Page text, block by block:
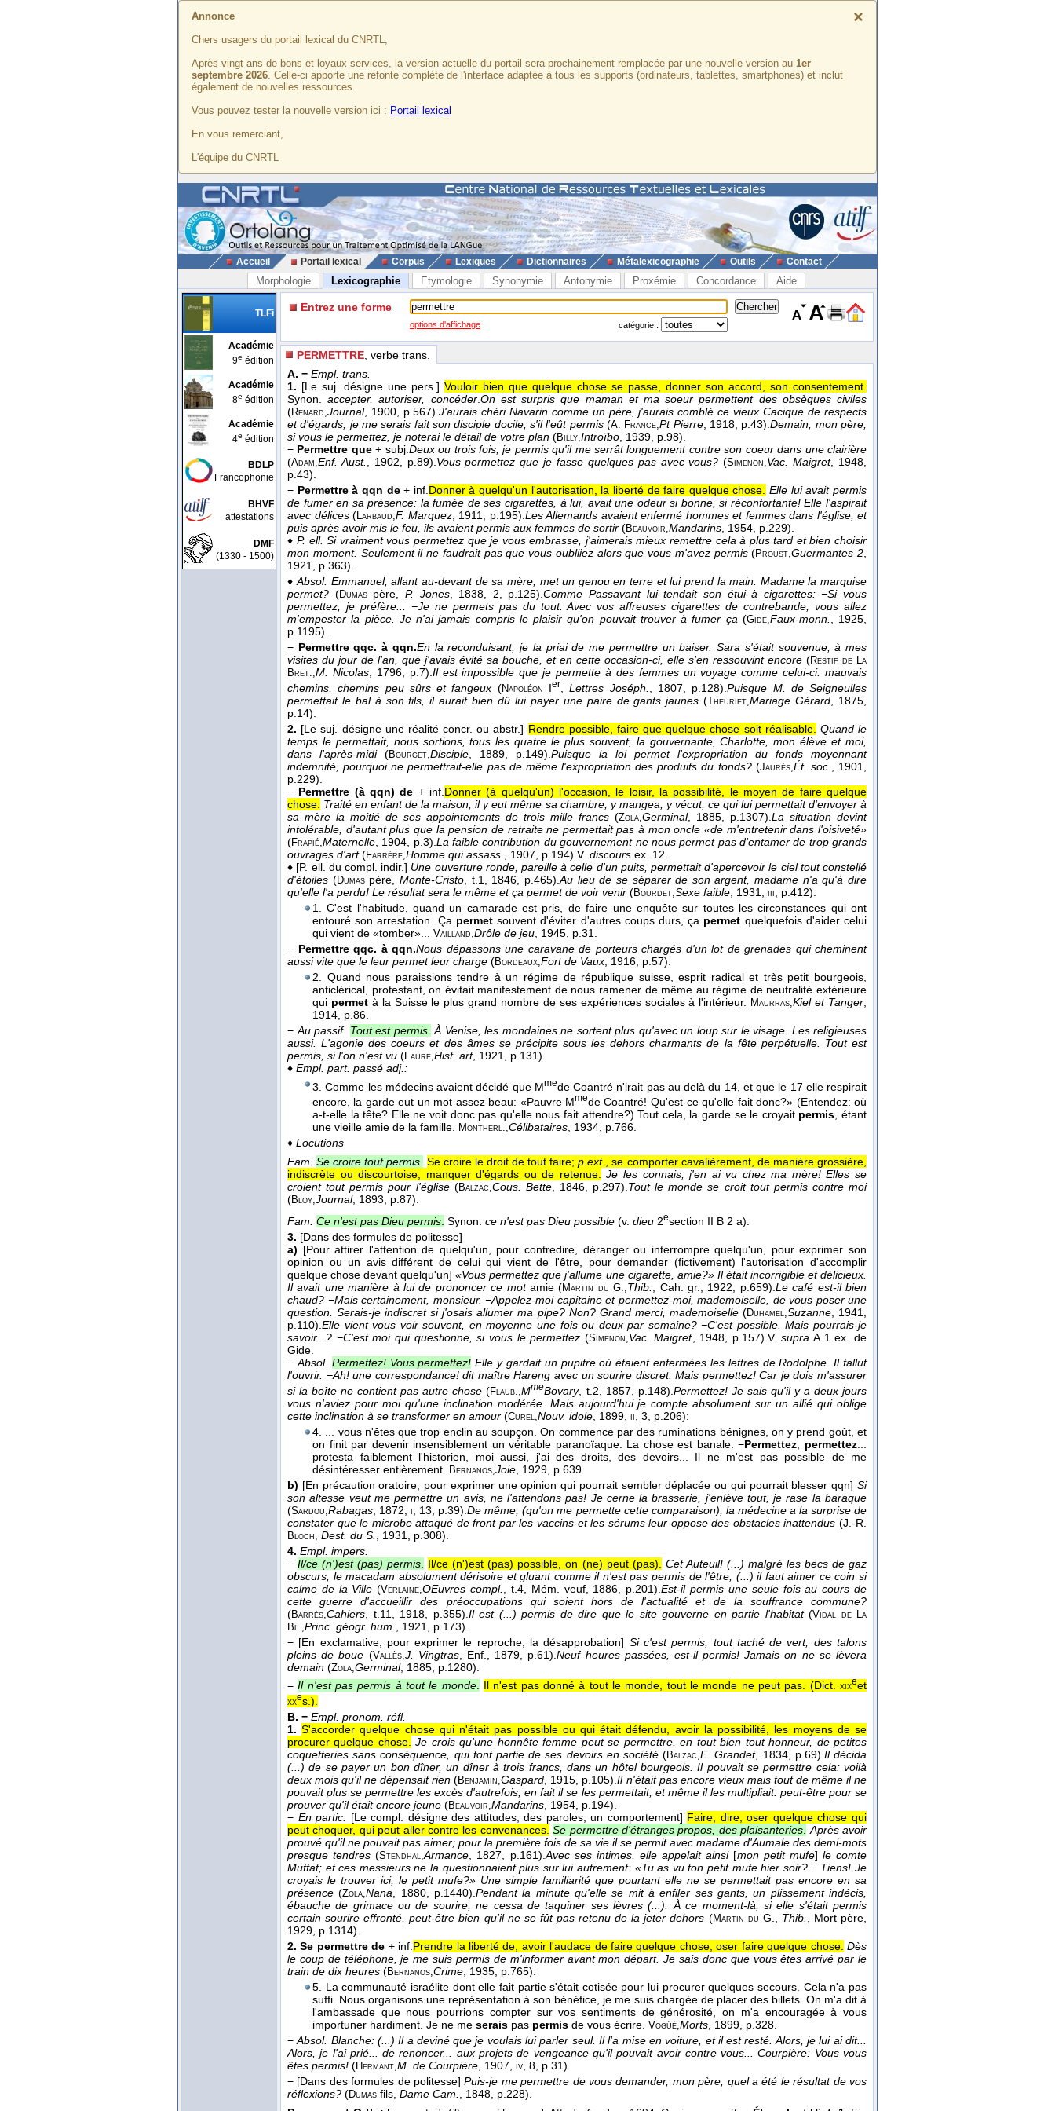
×
Annonce
Chers usagers du portail lexical du CNRTL,
Après vingt ans de bons et loyaux services, la version actuelle du portail sera prochainement remplacée par une nouvelle version au 1er
septembre 2026. Celle-ci apporte une refonte complète de l'interface adaptée à tous les supports (ordinateurs, tablettes, smartphones) et inclut
également de nouvelles ressources.
Vous pouvez tester la nouvelle version ici : Portail lexical
En vous remerciant,
L'équipe du CNRTL
Accueil Portail lexical Corpus Lexiques Dictionnaires Métalexicographie Outils Contact
Morphologie Lexicographie Etymologie Synonymie Antonymie Proxémie Concordance Aide
TLFi
Académie
9e édition
Académie
8e édition
Académie
4e édition
BDLP
Francophonie
BHVF
attestations
DMF
(1330 - 1500)
Entrez une forme
options d'affichage catégorie :
PERMETTRE , verbe trans.
A. − Empl. trans.
1. [Le suj. désigne une pers.] Vouloir bien que quelque chose se passe, donner son accord, son consentement.
Synon.accepter, autoriser, concéder.On est surpris que maman et ma soeur permettent des obsèques civiles
(Renard,Journal, 1900, p.567).J'aurais chéri Navarin comme un père, j'aurais comblé ce vieux Cacique de respects
et d'égards, je me serais fait son disciple docile, s'il l'eût permis(A. France,Pt Pierre, 1918, p.43).Demain, mon père,
si vous le permettez, je noterai le détail de votre plan (Billy,Introïbo, 1939, p.98).
− Permettre que+ subj.Deux ou trois fois, je permis qu'il me serrât longuement contre son coeur dans une clairière
(Adam,Enf. Aust., 1902, p.89).Vous permettez que je fasse quelques pas avec vous? (Simenon,Vac. Maigret, 1948,
p.43).
− Permettre à qqn de+ inf.Donner à quelqu'un l'autorisation, la liberté de faire quelque chose. Elle lui avait permis
de fumer en sa présence: la fumée de ses cigarettes, à lui, avait une odeur si bonne, si réconfortante! Elle l'aspirait
avec délices(Larbaud,F. Marquez, 1911, p.195).Les Allemands avaient enfermé hommes et femmes dans l'église, et
puis après avoir mis le feu, ils avaient permis aux femmes de sortir (Beauvoir,Mandarins, 1954, p.229).
♦P. ell. Si vraiment vous permettez que je vous embrasse, j'aimerais mieux remettre cela à plus tard et bien choisir
mon moment. Seulement il ne faudrait pas que vous oubliiez alors que vous m'avez permis(Proust,Guermantes 2,
1921, p.363).
♦Absol. Emmanuel, allant au-devant de sa mère, met un genou en terre et lui prend la main. Madame la marquise
permet? (Dumaspère, P. Jones, 1838, 2, p.125).Comme Passavant lui tendait son étui à cigarettes: −Si vous
permettez, je préfère... −Je ne permets pas du tout. Avec vos affreuses cigarettes de contrebande, vous allez
m'empester la pièce. Je n'ai jamais compris le plaisir qu'on pouvait trouver à fumer ça(Gide,Faux-monn., 1925,
p.1195).
− Permettre qqc. à qqn.En la reconduisant, je la priai de me permettre un baiser. Sara s'était souvenue, à mes
visites du jour de l'an, que j'avais évité sa bouche, et en cette occasion-ci, elle s'en ressouvint encore (Restif de La
Bret.,M. Nicolas, 1796, p.7).Il est impossible que je permette à des femmes un voyage comme celui-ci: mauvais
chemins, chemins peu sûrs et fangeux (Napoléon Ier ,Lettres Joséph. , 1807 , p.128).Puisque M. de Seigneulles
permettait le bal à son fils, il aurait bien dû lui payer une paire de gants jaunes ( Theuriet,Mariage Gérard , 1875
p.14).
2. [Le suj. désigne une réalité concr. ou abstr.] Rendre possible, faire que quelque chose soit réalisable. Quand le
temps le permettait, nous sortions, tous les quatre le plus souvent, la gouvernante, Charlotte, mon élève et moi,
dans l'après-midi(Bourget,Disciple , 1889 , p.149). Puisque la loi permet l'expropriation du fonds moyennant
indemnité, pourquoi ne permettrait-elle pas de même l'expropriation des produits du fonds?(Jaurès,Ét. soc. , 1901
p.229).
− Permettre (à qqn) de + inf. Donner (à quelqu'un) l'occasion, le loisir, la possibilité, le moyen de faire quelque
chose. Traité en enfant de la maison, il y eut même sa chambre, y mangea, y vécut, ce qui lui permettait d'envoyer à
sa mère la moitié de ses appointements de trois mille francs (Zola,Germinal, 1885 , p.1307). La situation devint
intolérable, d'autant plus que la pension de retraite ne permettait pas à mon oncle «de m'entretenir dans l'oisiveté»
(Frapié,Maternelle , 1904 , p.3). La faible contribution du gouvernement ne nous permet pas d'entamer de trop grands
ouvrages d'art(Farrère,Homme qui assass. , 1907 , p.194). V. discours ex. 12.
♦ [P. ell. du compl. indir.] Une ouverture ronde, pareille à celle d'un puits, permettait d'apercevoir le ciel tout constellé
d'étoiles (Dumaspère Monte-Cristo, t.1 , 1846 , p.465). Au lieu de se séparer de son argent, madame n'a qu'à dire
qu'elle l'a perdu! Le résultat sera le même et ça permet de voir venir (Bourdet,Sexe faible , 1931 iii
, p.412):
1. C'est l'habitude, quand un camarade est pris, de faire une enquête sur toutes les circonstances qui ont
entouré son arrestation. Ça permetsouvent d'éviter d'autres coups durs, ça permet quelquefois d'aider celui
qui vient de «tomber»... Vailland,Drôle de jeu , 1945 , p.31.
− Permettre qqc. à qqn.Nous dépassons une caravane de porteurs chargés d'un lot de grenades qui cheminent
aussi vite que le leur permet leur charge (Bordeaux,Fort de Vaux , 1916 , p.57):
2. Quand nous paraissions tendre à un régime de république suisse, esprit radical et très petit bourgeois,
anticlérical, protestant, on évitait manifestement de nous ramener de même au régime de neutralité extérieure
qui permetà la Suisse le plus grand nombre de ses expériences sociales à l'intérieur. Maurras,Kiel et Tanger
1914 , p.86.
− Au passif. Tout est permis. À Venise, les mondaines ne sortent plus qu'avec un loup sur le visage. Les religieuses
aussi. L'agonie des coeurs et des âmes se précipite sous les dehors charmants de la fête perpétuelle. Tout est
permis, si l'on n'est vu (Faure,Hist. art, 1921
, p.131).
♦ Empl. part. passé adj.:
3. Comme les médecins avaient décidé que Mmede Coantré n'irait pas au delà du 14, et que le 17 elle respirait
encore, la garde eut un mot assez beau: «Pauvre Mmede Coantré! Qu'est-ce qu'elle fait donc?» (Entendez: où
a-t-elle la tête? Elle ne voit donc pas qu'elle nous fait attendre?) Tout cela, la garde se le croyait permis, étant
une vieille amie de la famille. Montherl.,Célibataires, 1934, p.766.
♦ Locutions
Fam. Se croire tout permis. Se croire le droit de tout faire;p.ext., se comporter cavalièrement, de manière grossière,
indiscrète ou discourtoise, manquer d'égards ou de retenue. Je les connais, j'en ai vu chez ma mère! Elles se
croient tout permis pour l'église(Balzac,Cous. Bette, 1846, p.297).Tout le monde se croit tout permis contre moi
(Bloy,Journal, 1893, p.87).
Fam. Ce n'est pas Dieu permis Synon. ce n'est pas Dieu possible (v. dieu 2esection II B 2 a).
3. [Dans des formules de politesse]
a) [Pour attirer l'attention de quelqu'un, pour contredire, déranger ou interrompre quelqu'un, pour exprimer son
opinion ou un avis différent de celui qui vient de l'être, pour demander (fictivement) l'autorisation d'accomplir
quelque chose devant quelqu'un] «Vous permettez que j'allume une cigarette, amie?» Il était incorrigible et délicieux.
Il avait une manière à lui de prononcer ce motamie (Martin du G.,Thib. , Cah. gr. , 1922 , p.659). Le café est-il bien
chaud? −Mais certainement, monsieur. −Appelez-moi capitaine et permettez-moi, mademoiselle, de vous poser une
question. Serais-je indiscret si j'osais allumer ma pipe? Non? Grand merci, mademoiselle(Duhamel,Suzanne, 1941
p.110). Elle vient vous voir souvent, en moyenne une fois ou deux par semaine? −C'est possible. Mais pourrais-je
savoir...? −C'est moi qui questionne, si vous le permettez (Simenon,Vac. Maigret, 1948 , p.157). V.supra A 1 ex. de
Gide.
− Absol. Permettez! Vous permettez! Elle y gardait un pupitre où étaient enfermées les lettres de Rodolphe. Il fallut
l'ouvrir. −Ah! une correspondance! dit maître Hareng avec un sourire discret. Mais permettez! Car je dois m'assurer
si la boîte ne contient pas autre chose (Flaub.,MmeBovary, t.2 , 1857 , p.148). Permettez! Je sais qu'il y a deux jours
vous n'aviez pour moi qu'une inclination modérée. Mais aujourd'hui je compte absolument sur un allié qui oblige
cette inclination à se transformer en amour (Curel, Nouv. idole , 1899 ii
, 3, p.206):
4. ... vous n'êtes que trop enclin au soupçon. On commence par des ruminations bénignes, on y prend goût, et
on finit par devenir insensiblement un véritable paranoïaque. La chose est banale. −Permettez permettez
protesta faiblement l'historien, moi aussi, j'ai des droits, des devoirs... Il ne m'est pas possible de me
désintéresser entièrement.
Bernanos, Joie , 1929 , p.639.
b) [En précaution oratoire, pour exprimer une opinion qui pourrait sembler déplacée ou qui pourrait blesser qqn] Si
son altesse veut me permettre un avis, ne l'attendons pas! Je cerne la brasserie, j'enlève tout, je rase la baraque
(Sardou, Rabagas , 1872 ,i , 13, p.39).De même, (qu'on me permette cette comparaison), la médecine a la surprise de
constater que le microbe attaqué de front par les vaccins et les sérums leur oppose des obstacles inattendus (J.-R.
Bloch Dest. du S. , 1931
, p.308).
4. Empl. impers.
−Il/ce (n')est (pas) permis Il/ce (n')est (pas) possible, on (ne) peut (pas).
Cet Auteuil! (...) malgré les becs de gaz
obscurs, le macadam absolument dérisoire et gluant comme il n'est pas permis de l'être, (...) il faut aimer ce coin si
calme de la Ville (Verlaine,OEuvres compl. , t.4, Mém. veuf, 1886 , p.201).Est-il permis une seule fois au cours de
cette guerre d'accueillir des préoccupations qui soient hors de l'actualité et de la souffrance commune?
(Barrès, Cahiers , t.11 , 1918 , p.355). Il est (...) permis de dire que le site gouverne en partie l'habitat(Vidal de La
Bl., Princ. géogr. hum. , 1921
, p.173).
− [En exclamative, pour exprimer le reproche, la désapprobation] Si c'est permis, tout taché de vert, des talons
pleins de boue (Vallès, J. Vingtras, Enf. , 1879 , p.61).Neuf heures passées, est-il permis! Jamais on ne se lèvera
demain (Zola, Germinal, 1885 , p.1280).
−Il n'est pas permis à tout le monde. Il n'est pas donné à tout le monde, tout le monde ne peut pas. (Dict.xixeet
xxes. ).
B. − Empl. pronom. réfl.
1. S'accorder quelque chose qui n'était pas possible ou qui était défendu, avoir la possibilité, les moyens de se
procurer quelque chose. Je crois qu'une honnête femme peut se permettre, en tout bien tout honneur, de petites
coquetteries sans conséquence, qui font partie de ses devoirs en société (Balzac,E. Grandet, 1834, p.69). Il décida
(...) de se payer un bon dîner, un dîner à trois francs, dans un hôtel bourgeois. Il pouvait se permettre cela: voilà
deux mois qu'il ne dépensait rien (Benjamin,Gaspard , 1915 , p.105).Il n'était pas encore vieux mais tout de même il ne
pouvait plus se permettre les excès d'autrefois; en fait il se les permettait, et même il les multipliait: peut-être pour se
prouver qu'il était encore jeune (Beauvoir,Mandarins , 1954 , p.194).
− En partic. [Le compl. désigne des attitudes, des paroles, un comportement] Faire, dire, oser quelque chose qui
peut choquer, qui peut aller contre les convenances. Se permettre d'étranges propos, des plaisanteries Après avoir
prouvé qu'il ne pouvait pas aimer; pour la première fois de sa vie il se permit avec madame d'Aumale des demi-mots
presque tendres (Stendhal,Armance , 1827 , p.161). Avec ses intimes, elle appelait ainsi[mon petit mufe] le comte
Muffat; et ces messieurs ne la questionnaient plus sur lui autrement: «Tu as vu ton petit mufe hier soir?... Tiens! Je
croyais le trouver ici, le petit mufe?» Une simple familiarité que pourtant elle ne se permettait pas encore en sa
présence (Zola,Nana , 1880, p.1440).Pendant la minute qu'elle se mit à enfiler ses gants, un plissement indécis,
ébauche de grimace ou de sourire, ne cessa de taquiner ses lèvres (...). À ce moment-là, si elle s'était permis
certain sourire effronté, peut-être bien qu'il ne se fût pas retenu de la jeter dehors (Martin du G. Thib. , Mort père
1929 , p.1314).
2. Se permettre de + inf. Prendre la liberté de, avoir l'audace de faire quelque chose, oser faire quelque chose. Dès
le coup de téléphone, je me suis permis de m'informer avant mon départ. Je sais donc que vous êtes arrivé par le
train de dix heures (Bernanos,Crime , 1935 , p.765):
5. La communauté israélite dont elle fait partie s'était cotisée pour lui procurer quelques secours. Cela n'a pas
suffi. Nous organisons une représentation à son bénéfice, je me suis chargée de placer des billets. On m'a dit à
l'ambassade que nous pourrions compter sur vos sentiments de générosité, on m'a encouragée à vous
importuner hardiment. Je ne me serais pas permis de vous écrire. Vogüé,Morts , 1899 , p.328.
−Absol. Blanche: (...) Il a deviné que je voulais lui parler seul. Il l'a mise en voiture, et il est resté. Alors, je lui ai dit...
Alors, je l'ai prié... de renoncer... aux projets de vengeance qu'il pouvait avoir contre vous... Courpière: Vous vous
êtes permis! (Hermant,M. de Courpière , 1907 iv , 8, p.31).
− [Dans des formules de politesse] Puis-je me permettre de vous demander, mon père, quel a été le résultat de vos
réflexions? (Dumas fils Dame Cam. , 1848 , p.228).